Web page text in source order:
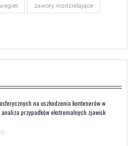
zawory rozdzielające
na uszkodzenia kontenerów w
przypadków ekstremalnych zjawisk